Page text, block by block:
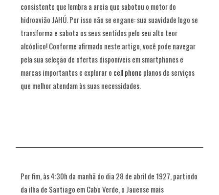
consistente que lembra a areia que sabotou o motor do
hidroavião JAHÚ. Por isso não se engane: sua suavidade logo se
transforma e sabota os seus sentidos pelo seu alto teor
alcóolico! Conforme afirmado neste artigo, você pode navegar
pela sua seleção de ofertas disponíveis em smartphones e
marcas importantes e explorar o cell phone planos de serviços
que melhor atendam às suas necessidades.
Por fim, às 4:30h da manhã do dia 28 de abril de 1927, partindo
da ilha de Santiago em Cabo Verde, o Jauense mais